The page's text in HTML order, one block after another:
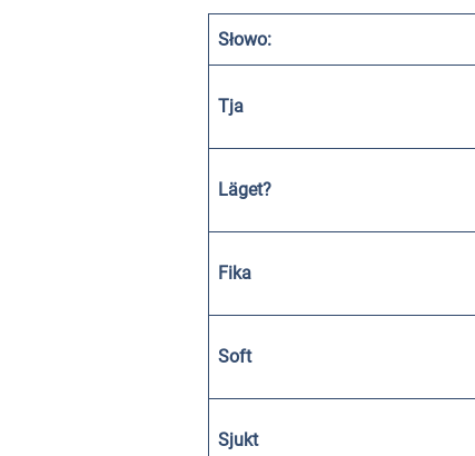
Słowo:
Tja
Läget?
Fika
Soft
Sjukt